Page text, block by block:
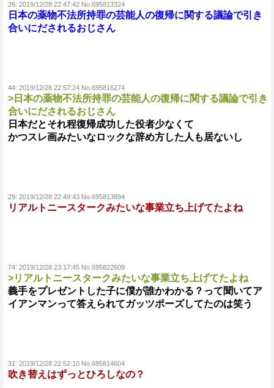
26: 2019/12/28 22:47:42 No.695813324
日本の薬物不法所持罪の芸能人の復帰に関する議論で引き
合いにだされるおじさん
44: 2019/12/28 22:57:24 No.695816274
>日本の薬物不法所持罪の芸能人の復帰に関する議論で引き
合いにだされるおじさん
日本だとそれ程復帰成功した役者少なくて
かつスレ画みたいなロックな辞め方した人も居ないし
29: 2019/12/28 22:49:43 No.695813894
リアルトニースタークみたいな事業立ち上げてたよね
74: 2019/12/28 23:17:45 No.695822609
>リアルトニースタークみたいな事業立ち上げてたよね
義手をプレゼントした子に僕が誰かわかる？って聞いてア
イアンマンって答えられてガッツポーズしてたのは笑う
31: 2019/12/28 22:52:10 No.695814604
吹き替えはずっとひろしなの？